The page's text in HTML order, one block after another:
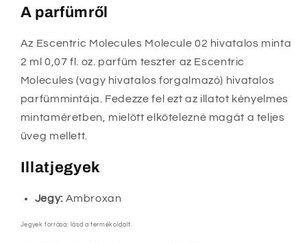
A parfümről
Az Escentric Molecules Molecule 02 hivatalos minta
2 ml 0,07 fl. oz. parfüm teszter az Escentric
Molecules (vagy hivatalos forgalmazó) hivatalos
parfümmintája. Fedezze fel ezt az illatot kényelmes
mintaméretben, mielőtt elkötelezné magát a teljes
üveg mellett.
Illatjegyek
Jegy: Ambroxan
Jegyek forrása: lásd a termékoldalt.